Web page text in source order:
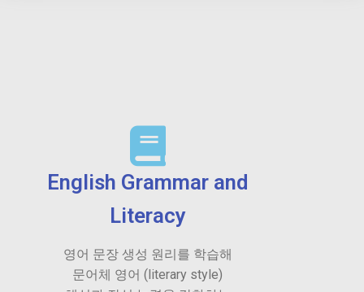
English Grammar and
Literacy
영어 문장 생성 원리를 학습해
문어체 영어 (literary style)